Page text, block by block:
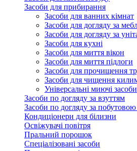
Засоби для прибирання
Засоби для ванних кімнат
Засоби для догляду за
Засоби для догляду за
Засоби для кухні
Засоби для миття вікон
Засоби для миття підлоги
Засоби для прочищення
Засоби для чищення
Універсальні миючі засоби
Засоби по догляду за взуттям
Засоби по догляду за
Кондиціонери для білизни
Освіжувачі повітря
Пральний порошок
Спеціалізовані засоби